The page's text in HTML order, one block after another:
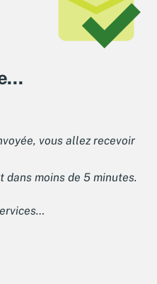
vous allez recevoir
dans moins de 5 minutes.